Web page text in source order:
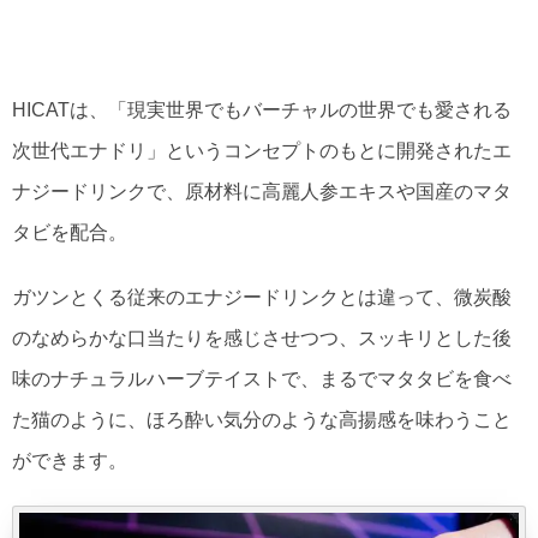
HICATは、「現実世界でもバーチャルの世界でも愛される
次世代エナドリ」というコンセプトのもとに開発されたエ
ナジードリンクで、原材料に高麗人参エキスや国産のマタ
タビを配合。
ガツンとくる従来のエナジードリンクとは違って、微炭酸
のなめらかな口当たりを感じさせつつ、スッキリとした後
味のナチュラルハーブテイストで、まるでマタタビを食べ
た猫のように、ほろ酔い気分のような高揚感を味わうこと
ができます。